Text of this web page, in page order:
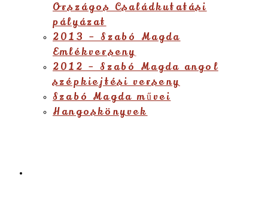
Országos Családkutatási
pályázat
2013 – Szabó Magda
Emlékverseny
2012 – Szabó Magda angol
szépkiejtési verseny
Szabó Magda művei
Hangoskönyvek